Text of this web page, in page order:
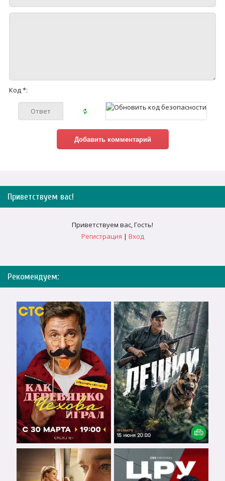
Код *:
Приветствуем вас!
Приветствуем вас,Гость!
Регистрация | Вход
Рекомендуем: